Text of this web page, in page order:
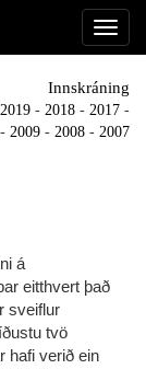
Innskráning
2019 - 2018 - 2017 -
- 2009 - 2008 - 2007
á
eitthvert það
sveiflur
tvö
hafi verið ein